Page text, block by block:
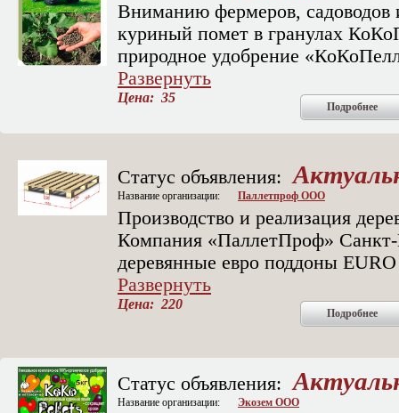
Вниманию фермеров, садоводов
куриный помет в гранулах
природное удобрение
Развернуть
Цена: 35
Подробнее
Статус объявления:
Название организации: Паллетпроф ООО
Производство и реализация
Компания «ПаллетПроф» Санкт-
деревянные евро поддоны
Развернуть
Цена: 220
Подробнее
Статус объявления:
Название организации: Экозем ООО